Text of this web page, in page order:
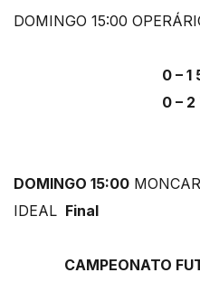
DOMINGO 15:00
0 – 1
0 – 2
DOMINGO 15:00
IDEAL Final
CAMPEONATO